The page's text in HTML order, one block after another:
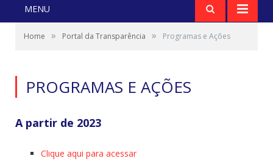
MENU
Home » Portal da Transparência » Programas e Ações
PROGRAMAS E AÇÕES
A partir de 2023
Clique aqui para acessar